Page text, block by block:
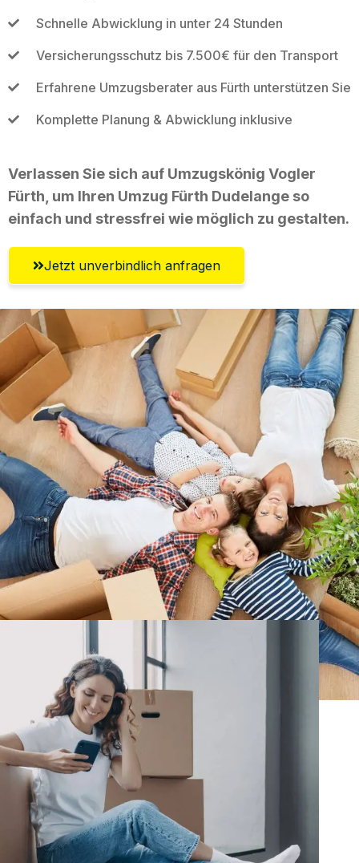
Schnelle Abwicklung in unter 24 Stunden
Versicherungsschutz bis 7.500€ für den Transport
Erfahrene Umzugsberater aus Fürth unterstützen Sie
Komplette Planung & Abwicklung inklusive
Verlassen Sie sich auf Umzugskönig Vogler
Fürth, um Ihren Umzug Fürth Dudelange so
einfach und stressfrei wie möglich zu gestalten.
Jetzt unverbindlich anfragen